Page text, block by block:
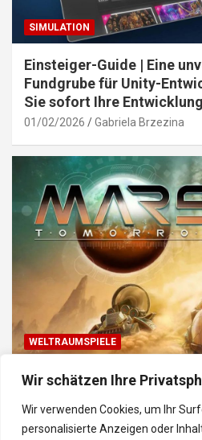
Wir schätzen Ihre
Wir verwenden Cookies, um Ihr
personalisierte Anzeigen oder
SIMULATION
Einsteiger-Guide | Eine
Fundgrube für Unity-
Sie sofort Ihre
01/02/2026 Gabriela Brzezina
WELTRAUMSPIELE
Top Weltraum-Browser-